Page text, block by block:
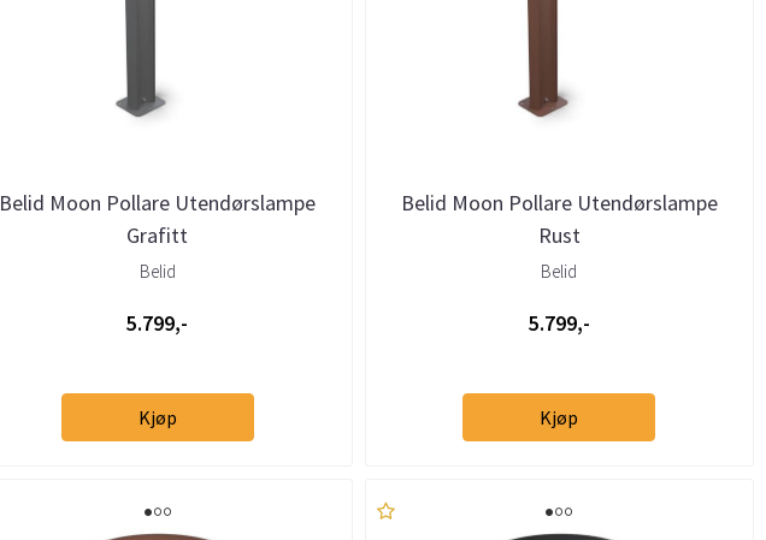
Belid Moon Pollare Utendørslampe
Grafitt
Belid
5.799,-
Kjøp
Belid Moon Pollare Utendørslampe
Rust
Belid
5.799,-
Kjøp